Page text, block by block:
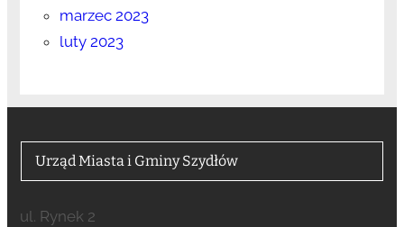
marzec 2023
luty 2023
Urząd Miasta i Gminy Szydłów
ul. Rynek 2